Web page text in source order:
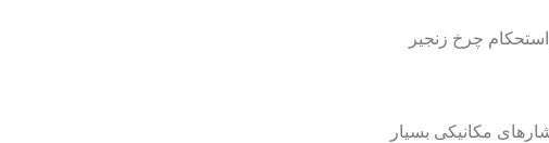
چرخ زنجیر
مکانیکی بسیار